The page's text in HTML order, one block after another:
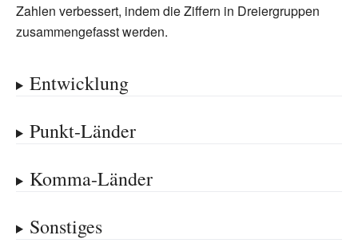
Zahlen verbessert, indem die Ziffern in Dreiergruppen
zusammengefasst werden.
Entwicklung
Punkt-Länder
Komma-Länder
Sonstiges